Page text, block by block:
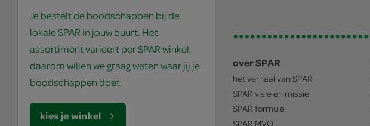
Je bestelt de boodschappen bij de
lokale SPAR in jouw buurt. Het
assortiment varieert per SPAR winkel,
daarom willen we graag weten waar jij je
boodschappen doet.
kies je winkel
over SPAR
het verhaal van SPAR
SPAR visie en missie
SPAR formule
SPAR MVO